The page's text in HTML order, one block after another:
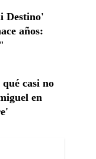
Destino'
años:
casi no
en